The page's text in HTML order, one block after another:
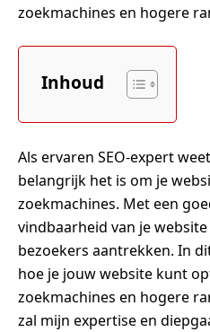
zoekmachines en hogere
Inhoud
Als ervaren SEO-expert
belangrijk het is om je
zoekmachines. Met een
vindbaarheid van je
bezoekers aantrekken. In
hoe je jouw website kunt
zoekmachines en hogere
zal mijn expertise en